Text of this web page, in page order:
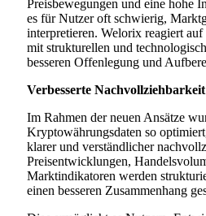
Preisbewegungen und eine hohe
es für Nutzer oft schwierig,
interpretieren. Welorix reagiert
mit strukturellen und
besseren Offenlegung und
Verbesserte
Im Rahmen der neuen Ansätze
Kryptowährungsdaten so
klarer und verständlicher
Preisentwicklungen,
Marktindikatoren werden
einen besseren Zusammenhang